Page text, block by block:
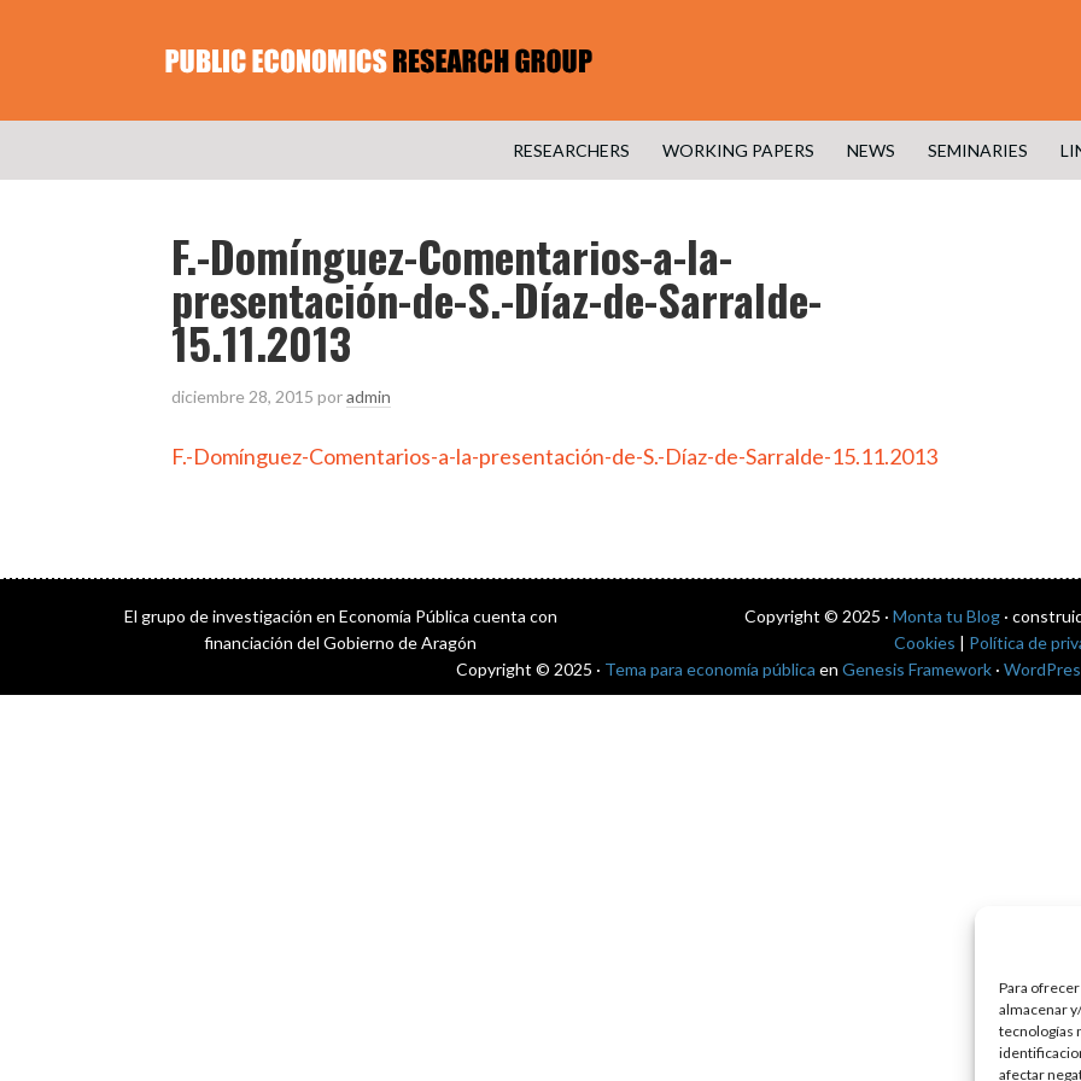
Para
almacenar
tecnologías
afectar
RESEARCHERS WORKING PAPERS NEWS SEMINARIES
F.-Domínguez-Comentarios-a-la-
presentación-de-S.-Díaz-de-Sarralde-
15.11.2013
diciembre 28, 2015 poradmin
F.-Domínguez-Comentarios-a-la-presentación-de-S.-Díaz-de-Sarralde-15.11.2013
El grupo de investigación en Economía Pública cuenta con
financiación del Gobierno de Aragón
Copyright © 2025 · Monta tu Blog·
Cookies | Política de
Copyright © 2025 · Tema para economía pública en Genesis Framework ·